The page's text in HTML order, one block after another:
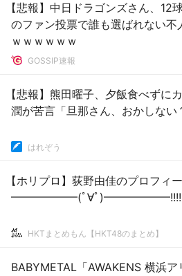
【悲報】中日ドラゴンズさん、12
のファン投票で誰も選ばれない不
ｗｗｗｗｗｗ
GOSSIP速報
【悲報】熊田曜子、夕飯食べずに
潤が苦言「旦那さん、おかしない
はれぞう
【ホリプロ】荻野由佳のプロフィ
━━━━━━(ﾟ∀ﾟ)━━━━━━!!!!
HKTまとめもん【HKT48のまとめ】
BABYMETAL「AWAKENS 横浜